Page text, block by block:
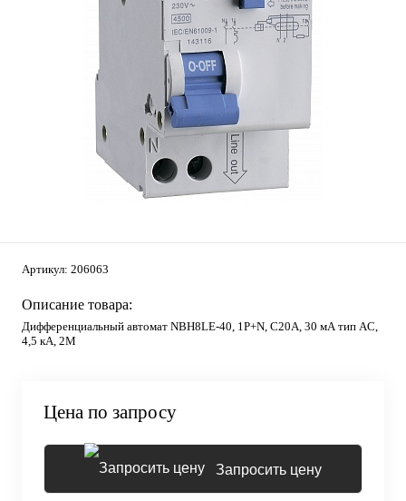
Артикул: 206063
Описание товара:
Дифференциальный автомат NBH8LE-40, 1P+N, C20А, 30 мА тип AC,
4,5 кА, 2М
Цена по запросу
Запросить цену